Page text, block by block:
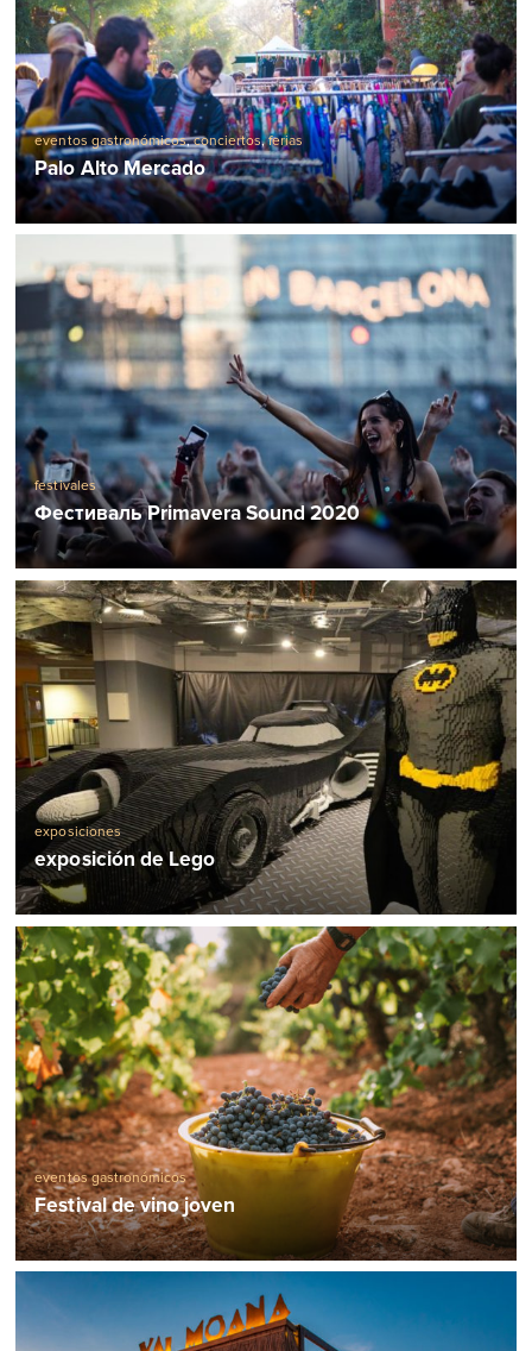
eventos gastronómicos,conciertos,ferias
Palo Alto Mercado
festivales
Фестиваль Primavera Sound 2020
exposiciones
exposición de Lego
eventos gastronómicos
Festival de vino joven